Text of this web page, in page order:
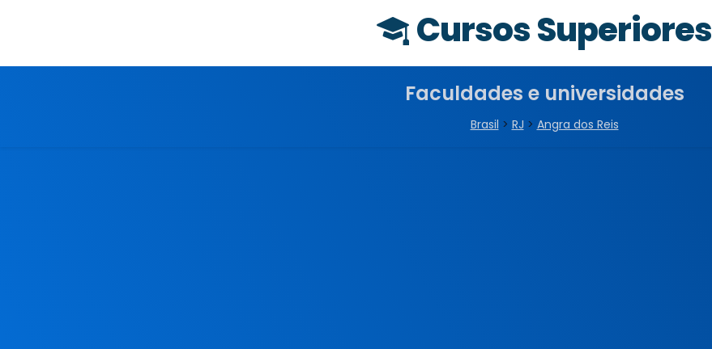
Cursos Superiores
Faculdades e universidades
Brasil > RJ > Angra dos Reis